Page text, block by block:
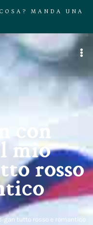
MANDA UNA
con
mio
rosso
tutto rosso e romantico